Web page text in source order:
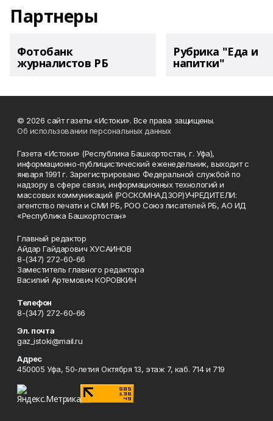
Партнеры
Фотобанк
журналистов РБ
Рубрика "Еда и
напитки"
© 2026 сайт газеты «Истоки». Все права защищены.
Об использовании персональных данных
Газета «Истоки» (Республика Башкортостан, г. Уфа),
информационно-публицистический еженедельник, выходит с
января 1991 г. Зарегистрировано Федеральной службой по
надзору в сфере связи, информационных технологий и
массовых коммуникаций (РОСКОМНАДЗОР)УЧРЕДИТЕЛИ:
агентство печати и СМИ РБ, РОО Союз писателей РБ, АО ИД
«Республика Башкортостан»
Главный редактор
Айдар Гайдарович ХУСАИНОВ
8-(347) 272-60-66
Заместитель главного редактора
Василий Артемович КОРОВКИН
Телефон
8-(347) 272-60-66
Эл. почта
gaz_istoki@mail.ru
Адрес
450005 Уфа, 50-летия Октября 13, этаж 7, каб. 714 и 719